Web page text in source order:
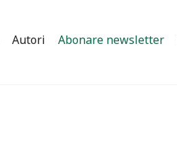
Autori Abonare newsletter